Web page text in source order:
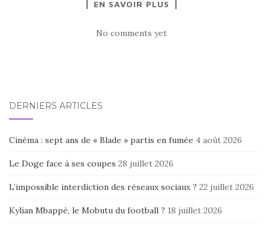
EN SAVOIR PLUS
No comments yet
DERNIERS ARTICLES
Cinéma : sept ans de « Blade » partis en fumée 4 août 2026
Le Doge face à ses coupes 28 juillet 2026
L’impossible interdiction des réseaux sociaux ? 22 juillet 2026
Kylian Mbappé, le Mobutu du football ? 18 juillet 2026